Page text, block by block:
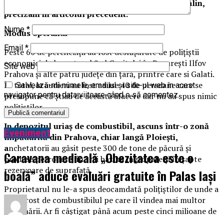
– s-a spanzurat, Paun Catalin,
precizam in articolul precedent.
Modus operandi
Peste 60 de percheziții au fost desfășurate de polițiștii
economici de la sectorul 2 al Capitalei în București Ilfov
Prahova și alte patru județe din țară, printre care si Galati.
În total, la audieri au fost aduse 40 de persoane care se
presupune că știau de această afacere dar nu au spus nimic
polițiștilor.
In depozitul uriaş de combustibil, ascuns într-o zonă
împădurită din Prahova, chiar langă Ploiești,
anchetatorii au găsit peste 300 de tone de păcură și
produse petroliere, în trei bazine îngropate şi în șapte
rezervoare de suprafață.
Proprietarul nu le-a spus deocamdată poliţiştilor de unde a
făcut rost de combustibilul pe care îl vindea mai multor
benzinării. Ar fi câştigat până acum peste cinci milioane de
Nume *
Email *
Site web
Salvează-mi numele, emailul și site-ul web în acest
navigator pentru data viitoare când o să comentez.
Eveniment
Caravana medicală „Obezitatea este o
boală” aduce evaluări gratuite în Palas Iași